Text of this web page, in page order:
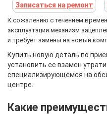
Записаться на ремонт
К сожалению с течением
эксплуатации механизм
и требует замены на новый
Купить новую деталь по
установить ее взамен
специализирующемся на
центре.
Какие